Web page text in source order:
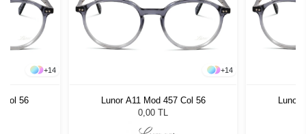
+14
Col 56
+14
Lunor A11 Mod 457 Col 56
0,00 TL
Lunor